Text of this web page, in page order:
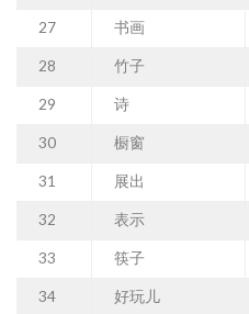
27 书画
28 竹子
29 诗
30 橱窗
31 展出
32 表示
33 筷子
34 好玩儿